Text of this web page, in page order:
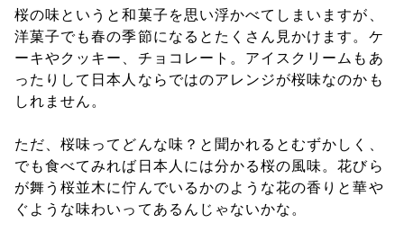
桜の味というと和菓子を思い浮かべてしまいますが、
洋菓子でも春の季節になるとたくさん見かけます。ケ
ーキやクッキー、チョコレート。アイスクリームもあ
ったりして日本人ならではのアレンジが桜味なのかも
しれません。
ただ、桜味ってどんな味？と聞かれるとむずかしく、
でも食べてみれば日本人には分かる桜の風味。花びら
が舞う桜並木に佇んでいるかのような花の香りと華や
ぐような味わいってあるんじゃないかな。